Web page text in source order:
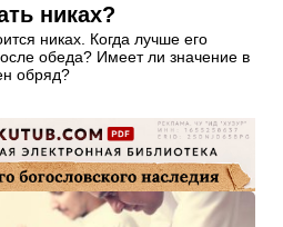
никах?
никах. Когда лучше его
обеда? Имеет ли значение в
обряд?